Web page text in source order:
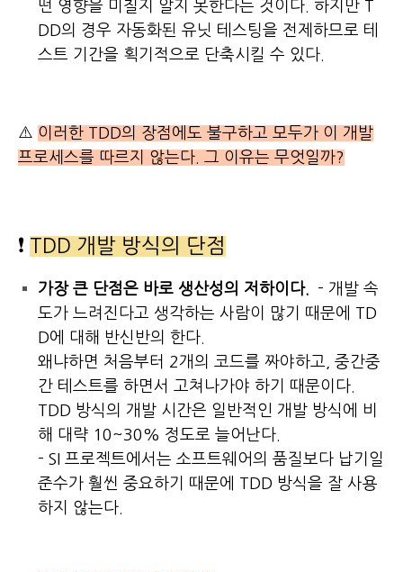
떤 영향을 미칠지 알지 못한다는 것이다. 하지만 T
DD의 경우 자동화된 유닛 테스팅을 전제하므로 테
스트 기간을 획기적으로 단축시킬 수 있다.
⚠️ 이러한 TDD의 장점에도 불구하고 모두가 이 개발
프로세스를 따르지 않는다. 그 이유는 무엇일까?
❗ TDD 개발 방식의 단점
가장 큰 단점은 바로 생산성의 저하이다.
- 개발 속
도가 느려진다고 생각하는 사람이 많기 때문에 TD
D에 대해 반신반의 한다.
왜냐하면 처음부터 2개의 코드를 짜야하고, 중간중
간 테스트를 하면서 고쳐나가야 하기 때문이다.
TDD 방식의 개발 시간은 일반적인 개발 방식에 비
해 대략 10~30% 정도로 늘어난다.
- SI 프로젝트에서는 소프트웨어의 품질보다 납기일
준수가 훨씬 중요하기 때문에 TDD 방식을 잘 사용
하지 않는다.